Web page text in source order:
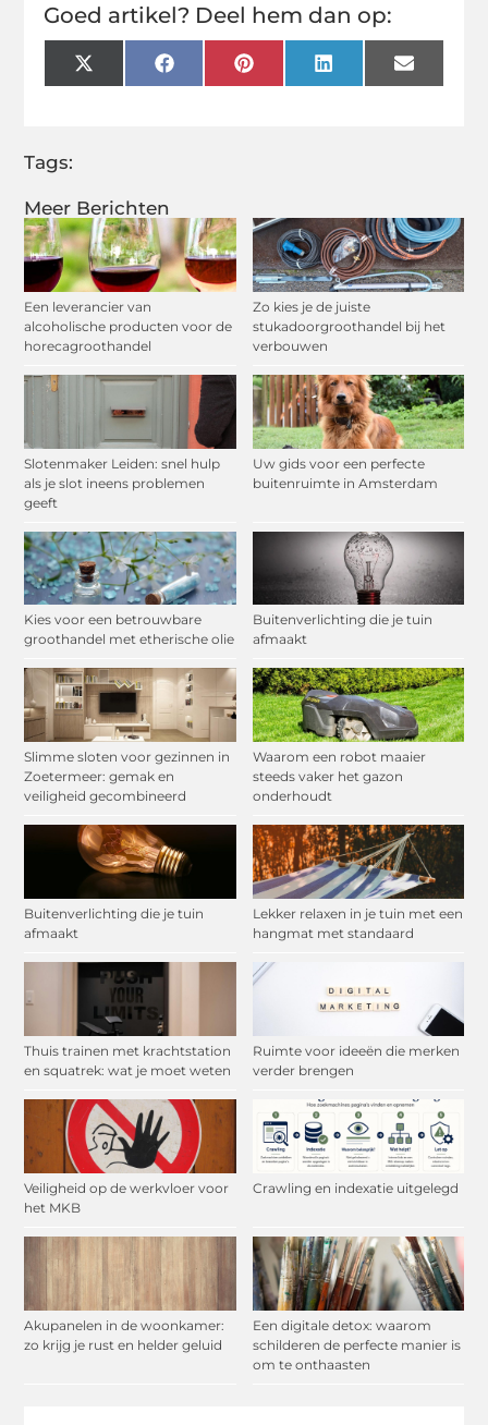
Meer Berichten
Een leverancier van
alcoholische producten voor de
horecagroothandel
Zo kies je de juiste
stukadoorgroothandel bij het
verbouwen
Slotenmaker Leiden: snel hulp
als je slot ineens problemen
geeft
Uw gids voor een perfecte
buitenruimte in Amsterdam
Kies voor een betrouwbare
groothandel met etherische olie
Buitenverlichting die je tuin
afmaakt
Slimme sloten voor gezinnen in
Zoetermeer: gemak en
veiligheid gecombineerd
Waarom een robot maaier
steeds vaker het gazon
onderhoudt
Buitenverlichting die je tuin
afmaakt
Lekker relaxen in je tuin met een
hangmat met standaard
Thuis trainen met krachtstation
en squatrek: wat je moet weten
Ruimte voor ideeën die merken
verder brengen
Veiligheid op de werkvloer voor
het MKB
Crawling en indexatie uitgelegd
Akupanelen in de woonkamer:
zo krijg je rust en helder geluid
Een digitale detox: waarom
schilderen de perfecte manier is
om te onthaasten
Goed artikel? Deel hem dan op:
X
(Twitter)
FacebookPinterestLinkedInEmail
Tags: